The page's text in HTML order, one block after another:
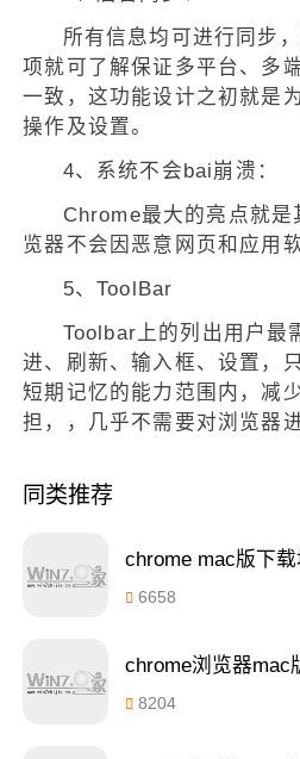
所有信息均可进行同步
项就可了解保证多平台、多
一致，这功能设计之初就是
操作及设置。
4、系统不会bai崩溃：
Chrome最大的亮点就是
览器不会因恶意网页和应用
5、ToolBar
Toolbar上的列出用户最
进、刷新、输入框、设置，
短期记忆的能力范围内，减
担，，几乎不需要对浏览器
同类推荐
6658
8204